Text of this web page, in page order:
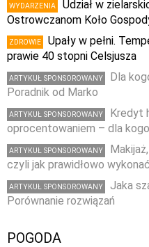
WYDARZENIA
Udział w
Ostrowczanom Koło
ZDROWIE
Upały w pełni.
prawie 40 stopni Celsjusza
ARTYKUŁ SPONSOROWANY
Dla
Poradnik od Marko
ARTYKUŁ SPONSOROWANY
Kredyt
oprocentowaniem – dla
ARTYKUŁ SPONSOROWANY
czyli jak prawidłowo
ARTYKUŁ SPONSOROWANY
Jaka
Porównanie rozwiązań
POGODA